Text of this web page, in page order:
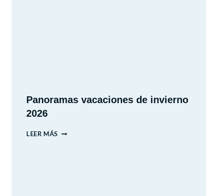
Panoramas vacaciones de invierno
2026
LEER MÁS PANORAMAS